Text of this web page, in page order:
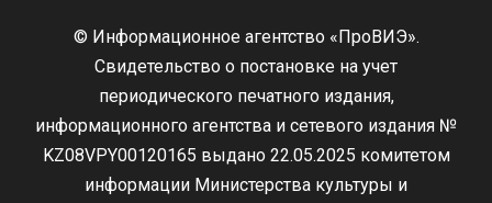
© Информационное агентство «ПроВИЭ».
Свидетельство о постановке на учет
периодического печатного издания,
информационного агентства и сетевого издания №
KZ08VPY00120165 выдано 22.05.2025 комитетом
информации Министерства культуры и